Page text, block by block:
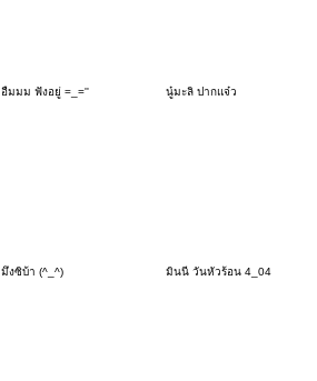
อืมมม ฟังอยู่ =_='' นู๋มะลิ ปากแจ๋ว
มึงซิบ้า (^_^) มินนี่ วันหัวร้อน 4_04